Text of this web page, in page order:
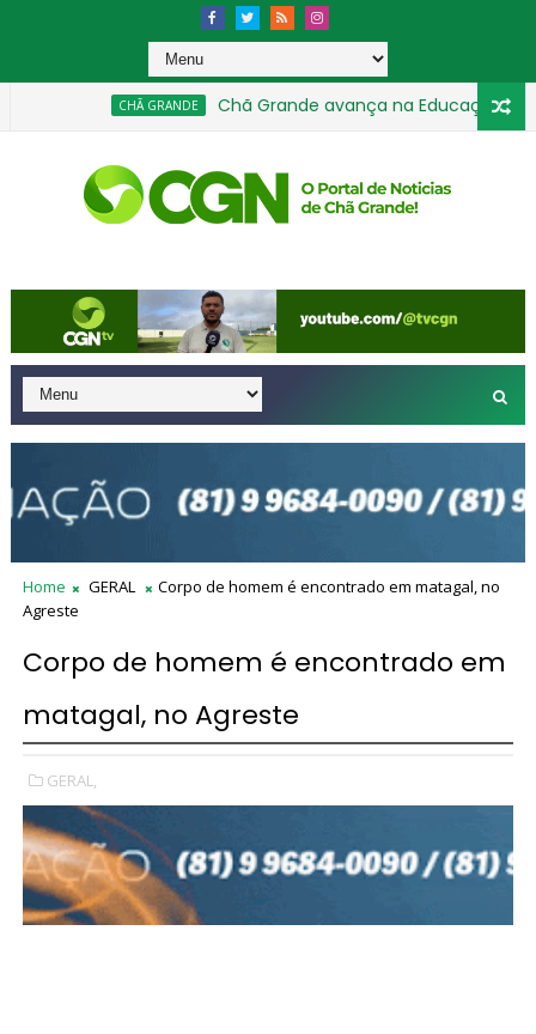
CHÃ GRANDE
Chã Grande avança na Educação e
Home GERAL
Corpo de homem é encontrado em matagal, no
Agreste
Corpo de homem é encontrado em
matagal, no Agreste
GERAL,